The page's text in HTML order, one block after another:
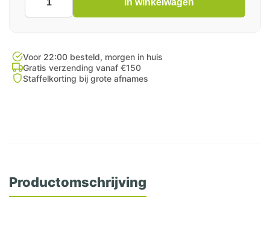
Pinrollen
57x30x8
van
50st
Kassarollen
In winkelwagen
Voor 22:00 besteld, morgen in huis
Gratis verzending vanaf €150
Staffelkorting bij grote afnames
Productomschrijving